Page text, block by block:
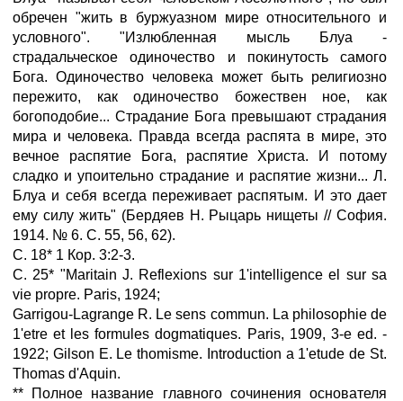
обречен "жить в буржуазном мире относительного и
условного". "Излюбленная мысль Блуа -
страдальческое одиночество и покинутость самого
Бога. Одиночество человека может быть религиозно
пережито, как одиночество божествен ное, как
богоподобие... Страдание Бога превышают страдания
мира и человека. Правда всегда распята в мире, это
вечное распятие Бога, распятие Христа. И потому
сладко и упоительно страдание и распятие жизни... Л.
Блуа и себя всегда переживает распятым. И это дает
ему силу жить" (Бердяев Н. Рыцарь нищеты // София.
1914. № 6. С. 55, 56, 62).
С. 18* 1 Кор. 3:2-3.
С. 25* "Maritain J. Reflexions sur 1'intelligence el sur sa
vie propre. Paris, 1924;
Garrigou-Lagrange R. Le sens commun. La philosophie de
1'etre et les formules dogmatiques. Paris, 1909, 3-е ed. -
1922; Gilson E. Le thomisme. Introduction a 1'etude de St.
Thomas d'Aquin.
** Полное название главного сочинения основателя